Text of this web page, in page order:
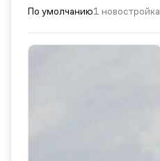
По умолчанию1 новостройка